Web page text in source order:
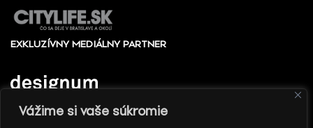
Vážime si vaše súkromie
EXKLUZÍVNY MEDIÁLNY PARTNER